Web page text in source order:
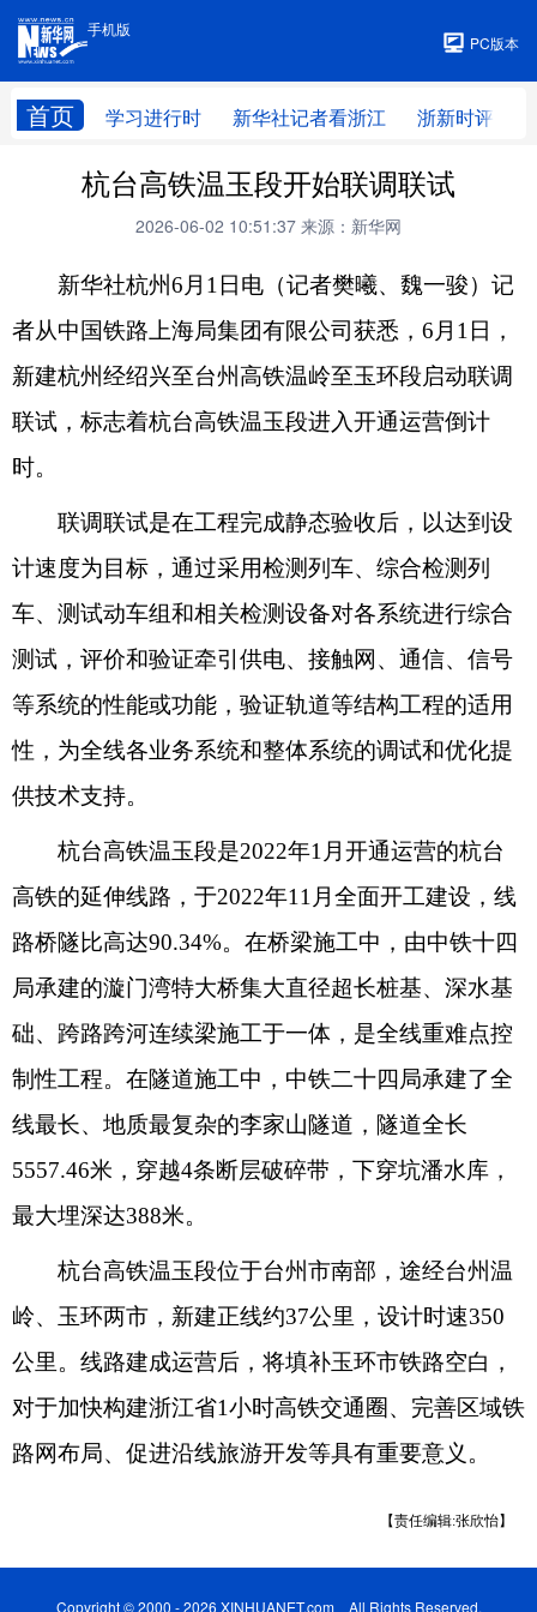
手机版
PC版本
首页 学习进行时 新华社记者看浙江 浙新时评
手机版
杭台高铁温玉段开始联调联试
2026-06-02 10:51:37 来源：新华网
新华社杭州6月1日电（记者樊曦、魏一骏）记
者从中国铁路上海局集团有限公司获悉，6月1日，
新建杭州经绍兴至台州高铁温岭至玉环段启动联调
联试，标志着杭台高铁温玉段进入开通运营倒计
时。
联调联试是在工程完成静态验收后，以达到设
计速度为目标，通过采用检测列车、综合检测列
车、测试动车组和相关检测设备对各系统进行综合
测试，评价和验证牵引供电、接触网、通信、信号
等系统的性能或功能，验证轨道等结构工程的适用
性，为全线各业务系统和整体系统的调试和优化提
供技术支持。
杭台高铁温玉段是2022年1月开通运营的杭台
高铁的延伸线路，于2022年11月全面开工建设，线
路桥隧比高达90.34%。在桥梁施工中，由中铁十四
局承建的漩门湾特大桥集大直径超长桩基、深水基
础、跨路跨河连续梁施工于一体，是全线重难点控
制性工程。在隧道施工中，中铁二十四局承建了全
线最长、地质最复杂的李家山隧道，隧道全长
5557.46米，穿越4条断层破碎带，下穿坑潘水库，
最大埋深达388米。
杭台高铁温玉段位于台州市南部，途经台州温
岭、玉环两市，新建正线约37公里，设计时速350
公里。线路建成运营后，将填补玉环市铁路空白，
对于加快构建浙江省1小时高铁交通圈、完善区域铁
路网布局、促进沿线旅游开发等具有重要意义。
【责任编辑:张欣怡】
Copyright © 2000 - 2026 XINHUANET.com All Rights Reserved.